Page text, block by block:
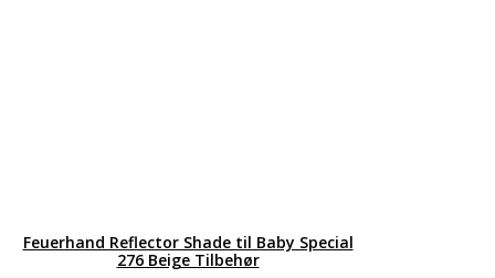
Feuerhand Reflector Shade til Baby Special
276 Beige Tilbehør